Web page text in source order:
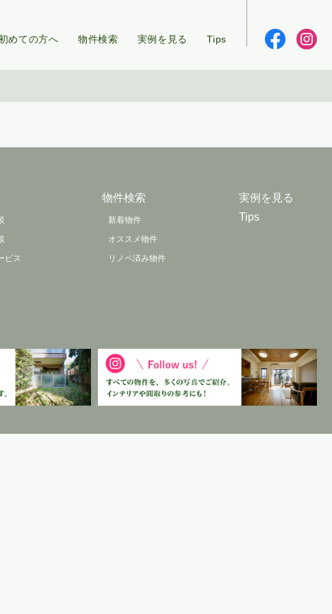
めての方へ 物件検索 実例を見る Tips
ビス
物件検索
新着物件
オススメ物件
リノベ済み物件
実例を見る
Tips